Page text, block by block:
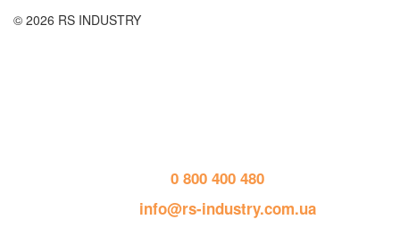
© 2026 RS INDUSTRY
0 800 400 480
info@rs-industry.com.ua